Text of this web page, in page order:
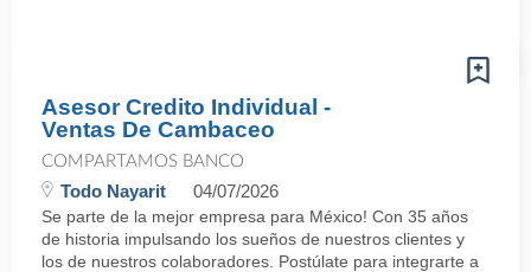
Asesor Credito Individual -
Ventas De Cambaceo
COMPARTAMOS BANCO
Todo Nayarit 04/07/2026
Se parte de la mejor empresa para México! Con 35 años
de historia impulsando los sueños de nuestros clientes y
los de nuestros colaboradores. Postúlate para integrarte a